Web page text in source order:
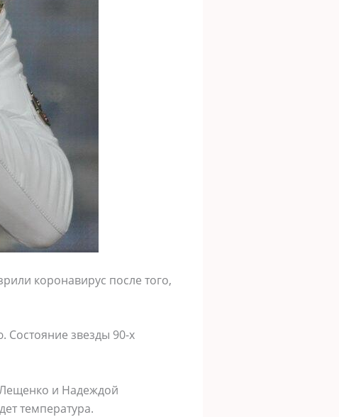
коронавирус после того,
звезды 90-х
Лещенко и Надеждой
температура.